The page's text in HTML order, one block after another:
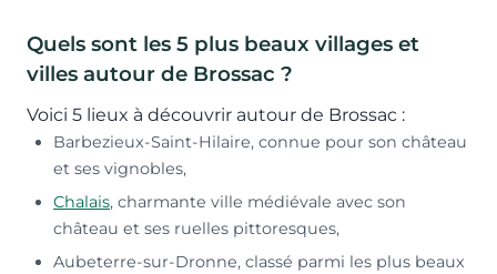
Quels sont les 5 plus beaux villages et
villes autour de Brossac ?
Voici 5 lieux à découvrir autour de Brossac :
Barbezieux-Saint-Hilaire, connue pour son château
et ses vignobles,
Chalais, charmante ville médiévale avec son
château et ses ruelles pittoresques,
Aubeterre-sur-Dronne, classé parmi les plus beaux